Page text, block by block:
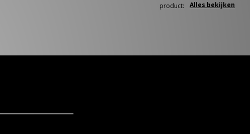
Alles bekijken
product: